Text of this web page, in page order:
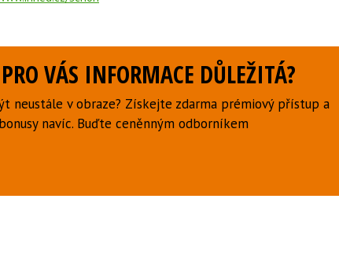
VÁS INFORMACE DŮLEŽITÁ?
neustále v obraze? Získejte zdarma prémiový přístup a
bonusy navíc. Buďte ceněnným odborníkem